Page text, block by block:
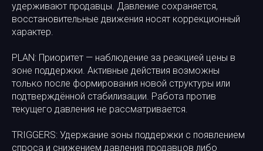
удерживают продавцы. Давление сохраняется,
восстановительные движения носят коррекционный
характер.
PLAN: Приоритет — наблюдение за реакцией цены в
зоне поддержки. Активные действия возможны
только после формирования новой структуры или
подтверждённой стабилизации. Работа против
текущего давления не рассматривается.
TRIGGERS: Удержание зоны поддержки с появлением
спроса и снижением давления продавцов либо